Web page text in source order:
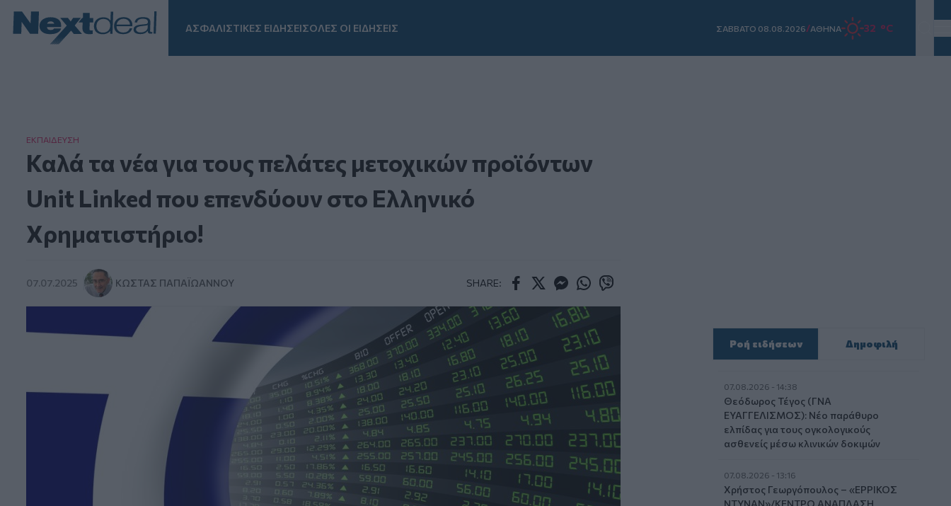
ΑΣΦΑΛΙΣΤΙΚΕΣ ΕΙΔΗΣΕΙΣΟΛΕΣ ΟΙ ΕΙΔΗΣΕΙΣ ΣAΒΒΑΤΟ 08.08.2026/ΑΘΗΝΑ 32 °C
ΕΚΠΑΙΔΕΥΣΗ
Καλά τα νέα για τους πελάτες μετοχικών προϊόντων
Unit Linked που επενδύουν στο Ελληνικό
Χρηματιστήριο!
07.07.2025 ΚΏΣΤΑΣ ΠΑΠΑΪΩΆΝΝΟΥ SHARE:
Ροή ειδήσεων Δημοφιλή
07.08.2026 - 14:38
Θεόδωρος Τέγος (ΓΝΑ
ΕΥΑΓΓΕΛΙΣΜΟΣ): Νέο παράθυρο
ελπίδας για τους ογκολογικούς
ασθενείς μέσω κλινικών δοκιμών
07.08.2026 - 13:16
Χρήστος Γεωργόπουλος – «ΕΡΡΙΚΟΣ